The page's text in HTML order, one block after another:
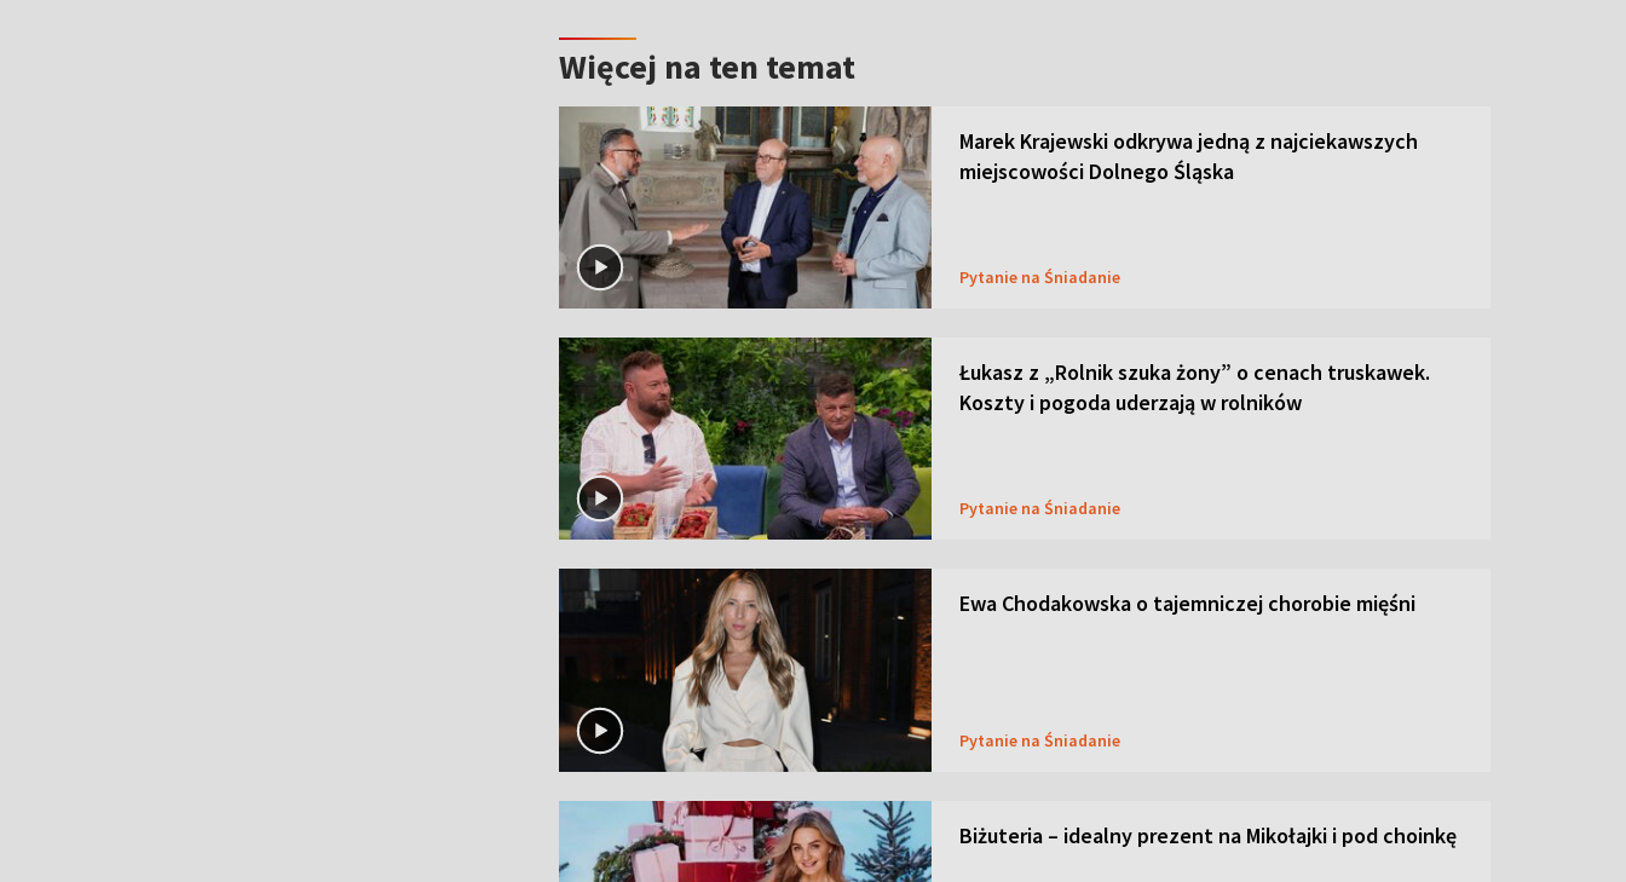
Więcej na ten temat
Marek Krajewski odkrywa jedną z najciekawszych
miejscowości Dolnego Śląska
Pytanie na Śniadanie
Łukasz z „Rolnik szuka żony” o cenach truskawek.
Koszty i pogoda uderzają w rolników
Pytanie na Śniadanie
Ewa Chodakowska o tajemniczej chorobie mięśni
Pytanie na Śniadanie
Biżuteria – idealny prezent na Mikołajki i pod choinkę